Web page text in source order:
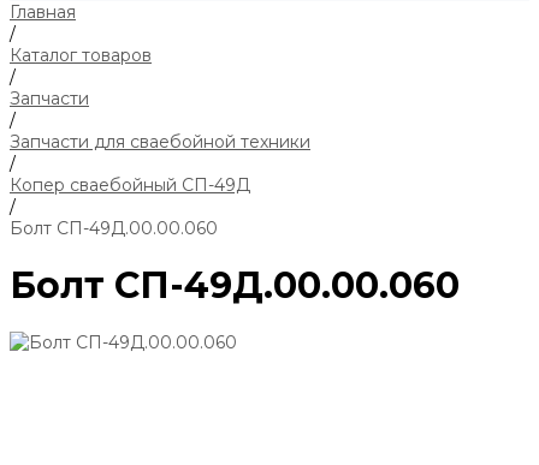
Главная
/
Каталог товаров
/
Запчасти
/
Запчасти для сваебойной техники
/
Копер сваебойный СП-49Д
/
Болт СП-49Д.00.00.060
Болт СП-49Д.00.00.060